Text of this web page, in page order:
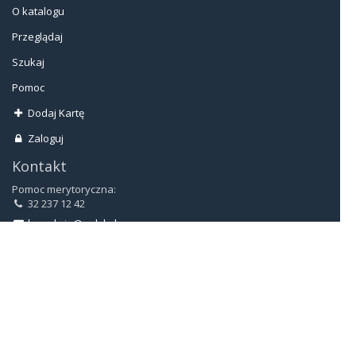
O katalogu
Przeglądaj
Szukaj
Pomoc
Dodaj Kartę
Zaloguj
Kontakt
Pomoc merytoryczna:
32 237 12 42
bg.sekcja@polsl.pl